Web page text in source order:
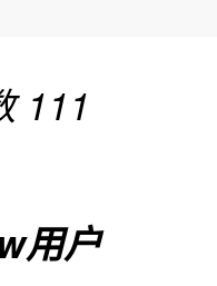
111
用户